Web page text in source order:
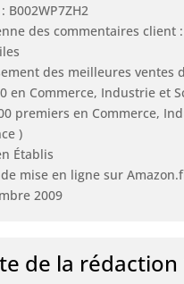
B002WP7ZH2
des commentaires client
des meilleures ventes
en Commerce, Industrie et
premiers en Commerce,
)
Établis
mise en ligne sur
2009
de la rédaction